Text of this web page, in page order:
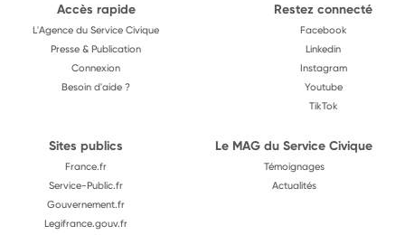
Accès rapide
L'Agence du Service Civique
Presse & Publication
Connexion
Besoin d'aide ?
Restez connecté
Facebook
Linkedin
Instagram
Youtube
TikTok
Sites publics
France.fr
Service-Public.fr
Gouvernement.fr
Legifrance.gouv.fr
Le MAG du Service Civique
Témoignages
Actualités